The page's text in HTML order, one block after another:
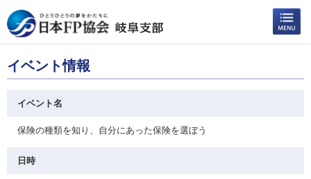
イベント情報
イベント名
保険の種類を知り、自分にあった保険を選ぼう
日時